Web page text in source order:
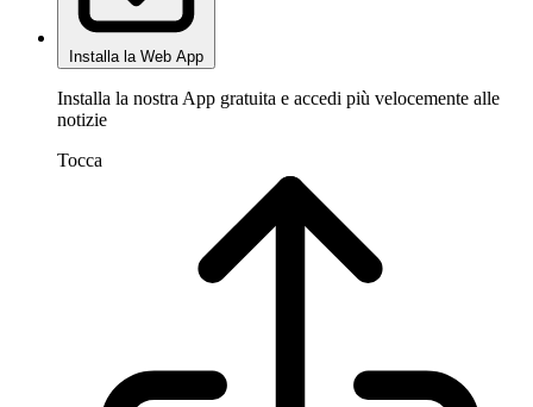
Installa la Web App
Installa la nostra App gratuita e accedi più velocemente alle
notizie
Tocca